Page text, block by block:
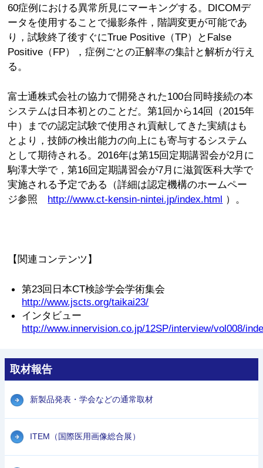
60症例における異常所見にマーキングする。DICOMデ
ータを使用することで撮影条件，階調変更が可能であ
り，試験終了後すぐにTrue Positive（TP）とFalse
Positive（FP），症例ごとの正解率の集計と解析が行え
る。
富士通株式会社の協力で開発された100台同時接続の本
システムは日本初とのことだ。第1回から14回（2015年
中）までの認定試験で使用され貢献してきた実績はも
とより，技師の検出能力の向上にも寄与するシステム
として期待される。2016年は第15回定期講習会が2月に
駒澤大学で，第16回定期講習会が7月に滋賀医科大学で
実施される予定である（詳細は認定機構のホームペー
ジ参照 http://www.ct-kensin-nintei.jp/index.html ）。
【関連コンテンツ】
第23回日本CT検診学会学術集会
http://www.jscts.org/taikai23/
インタビュー
http://www.innervision.co.jp/12SP/interview/vol008/
取材報告
新製品発表・学会などの通常取材
ITEM（国際医用画像総合展）